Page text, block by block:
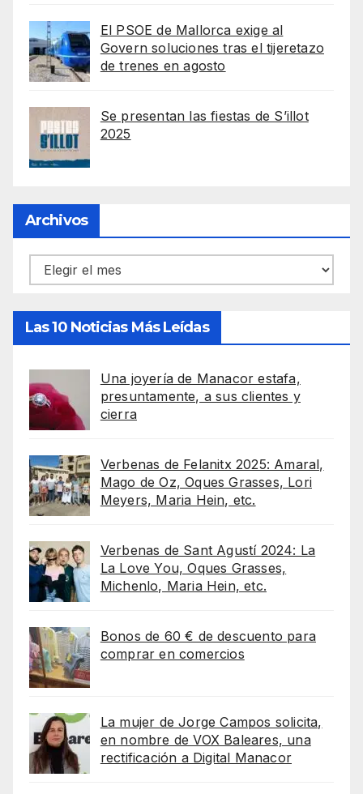
El PSOE de Mallorca exige al
Govern soluciones tras el tijeretazo
de trenes en agosto
Se presentan las fiestas de S’illot
2025
Archivos
Archivos
Las 10 Noticias Más Leídas
Una joyería de Manacor estafa,
presuntamente, a sus clientes y
cierra
Verbenas de Felanitx 2025: Amaral,
Mago de Oz, Oques Grasses, Lori
Meyers, Maria Hein, etc.
Verbenas de Sant Agustí 2024: La
La Love You, Oques Grasses,
Michenlo, Maria Hein, etc.
Bonos de 60 € de descuento para
comprar en comercios
La mujer de Jorge Campos solicita,
en nombre de VOX Baleares, una
rectificación a Digital Manacor